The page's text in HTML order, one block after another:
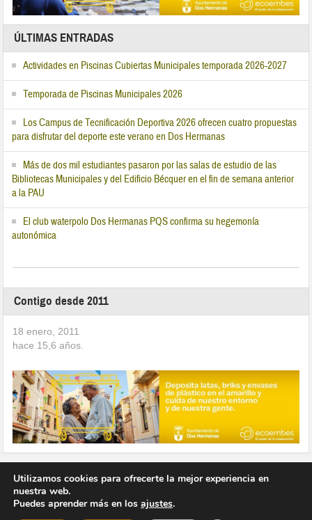
ÚLTIMAS ENTRADAS
Actividades en Piscinas Cubiertas Municipales temporada 2026-2027
Temporada de Piscinas Municipales 2026
Los Campus de Tecnificación Deportiva 2026 ofrecen cuatro propuestas
para disfrutar del deporte este verano en Dos Hermanas
Más de dos mil estudiantes pasaron por las salas de estudio de las
Bibliotecas Municipales y del Edificio Bécquer en el fin de semana anterior
a la PAU
El club waterpolo Dos Hermanas PQS confirma su hegemonía
autonómica
Contigo desde 2011
18 enero, 2011
hace 15,6 años.
Utilizamos cookies para ofrecerte la mejor experiencia en
nuestra web.
Puedes aprender más en los ajustes.